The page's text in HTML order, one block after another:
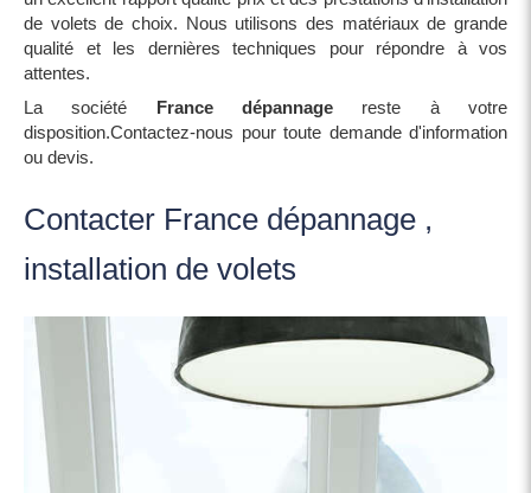
de volets de choix. Nous utilisons des matériaux de grande
qualité et les dernières techniques pour répondre à vos
attentes.
La société France dépannage reste à votre
disposition.Contactez-nous pour toute demande d'information
ou devis.
Contacter France dépannage ,
installation de volets